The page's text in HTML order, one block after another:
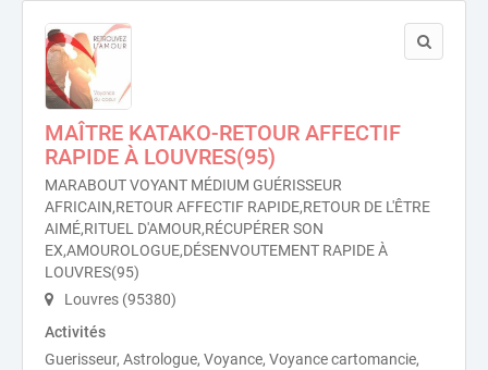
MAÎTRE KATAKO-RETOUR AFFECTIF
RAPIDE À LOUVRES(95)
MARABOUT VOYANT MÉDIUM GUÉRISSEUR
AFRICAIN,RETOUR AFFECTIF RAPIDE,RETOUR DE L'ÊTRE
AIMÉ,RITUEL D'AMOUR,RÉCUPÉRER SON
EX,AMOUROLOGUE,DÉSENVOUTEMENT RAPIDE À
LOUVRES(95)
Louvres (95380)
Activités
Guerisseur, Astrologue, Voyance, Voyance cartomancie,